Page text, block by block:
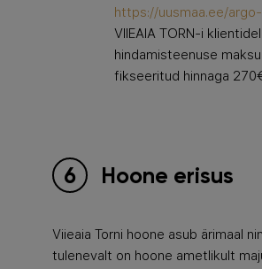
https://uusmaa.ee/
VIIEAIA TORN-i
hindamisteenuse
fikseeritud hinnaga
Hoone erisus
Viieaia Torni hoone asub ärimaal
tulenevalt on hoone ametlikult